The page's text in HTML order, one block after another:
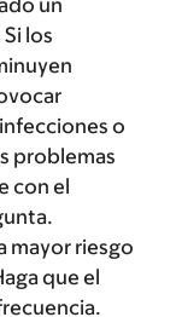
un
los
o
problemas
con el
mayor riesgo
que el